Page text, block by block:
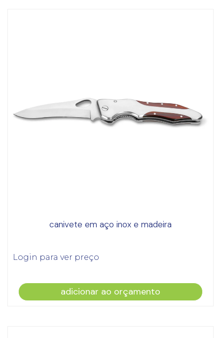
canivete em aço inox e madeira
Login para ver preço
adicionar ao orçamento